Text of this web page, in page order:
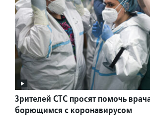
Зрителей СТС просят помочь
борющимся с коронавирусом